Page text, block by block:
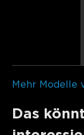
Mehr Modelle
Das